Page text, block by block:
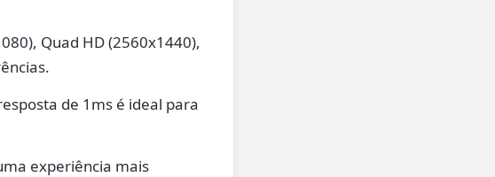
Quad HD (2560x1440),
de 1ms é ideal para
experiência mais